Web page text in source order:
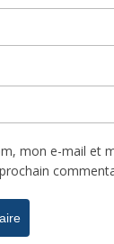
mon e-mail et